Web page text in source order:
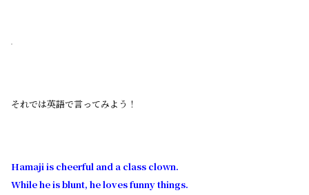
それでは英語で言ってみよう！
Hamaji is cheerful and a class clown.
While he is blunt, he loves funny things.